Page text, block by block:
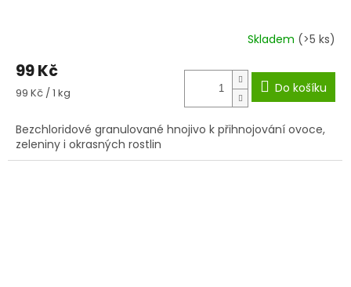
Skladem (>5 ks)
99 Kč
Měrná
99 Kč / 1 kg Do košíku
Bezchloridové granulované hnojivo k přihnojování ovoce,
zeleniny i okrasných rostlin